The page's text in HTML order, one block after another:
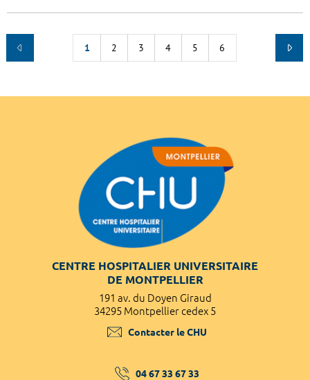
1 2 3 4 5 6
CENTRE HOSPITALIER UNIVERSITAIRE
DE MONTPELLIER
191 av. du Doyen Giraud
34295 Montpellier cedex 5
Contacter le CHU
04 67 33 67 33